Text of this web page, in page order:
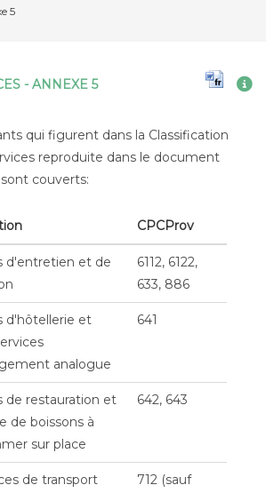
5
- ANNEXE 5
qui figurent dans la Classification
reproduite dans le document
sont couverts:
CPCProv
d'entretien et de
6112, 6122,
633, 886
d'hôtellerie et
analogue
641
de restauration et
de boissons à
sur place
642, 643
de transport
712 (sauf